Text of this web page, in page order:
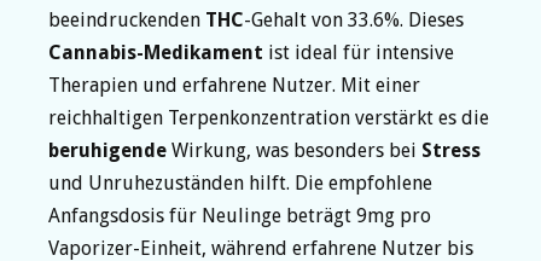
beeindruckenden THC-Gehalt von 33.6%. Dieses
Cannabis-Medikament ist ideal für intensive
Therapien und erfahrene Nutzer. Mit einer
reichhaltigen Terpenkonzentration verstärkt es die
beruhigende Wirkung, was besonders bei Stress
und Unruhezuständen hilft. Die empfohlene
Anfangsdosis für Neulinge beträgt 9mg pro
Vaporizer-Einheit, während erfahrene Nutzer bis